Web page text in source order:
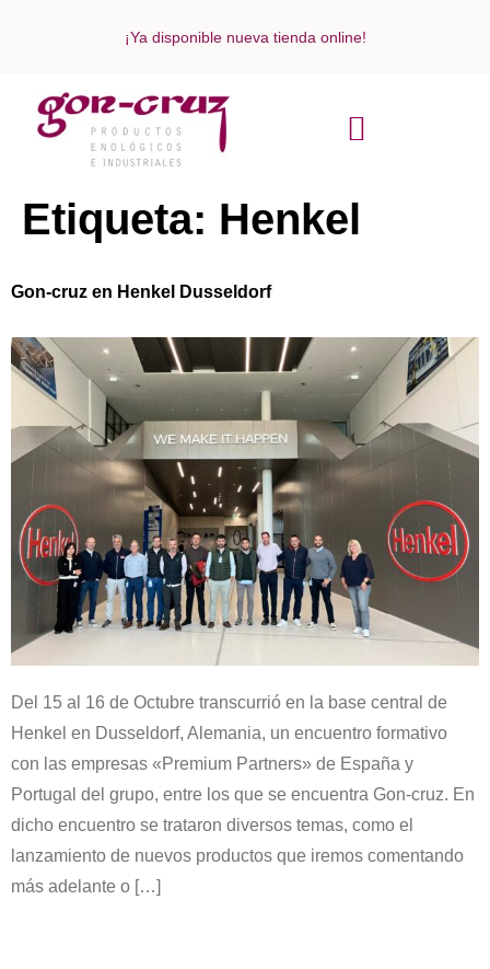
¡Ya disponible nueva tienda online!
Etiqueta: Henkel
Gon-cruz en Henkel Dusseldorf
Del 15 al 16 de Octubre transcurrió en la base central de
Henkel en Dusseldorf, Alemania, un encuentro formativo
con las empresas «Premium Partners» de España y
Portugal del grupo, entre los que se encuentra Gon-cruz. En
dicho encuentro se trataron diversos temas, como el
lanzamiento de nuevos productos que iremos comentando
más adelante o […]